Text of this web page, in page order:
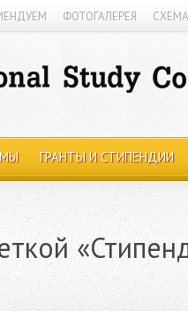
ФОТОГАЛЕРЕЯ
ГРАНТЫ И СТИПЕНДИИ